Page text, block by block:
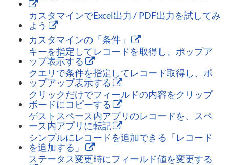
カスタマインでExcel出力 / PDF出力を試してみ
よう
カスタマインの「条件」
キーを指定してレコードを取得し、ポップア
ップ表示する
クエリで条件を指定してレコード取得し、ポ
ップアップ表示する
クリックだけでフィールドの内容をクリップ
ボードにコピーする
ゲストスペース内アプリのレコードを、スペ
ース内アプリに転記
シンプルにレコードを追加できる「レコード
を追加する」
ステータス変更時にフィールド値を変更する